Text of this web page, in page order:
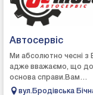
Автосервіс
Ми абсолютно чесні з
адже вважаємо, що
основа справи.Вам
вул.Бродівська